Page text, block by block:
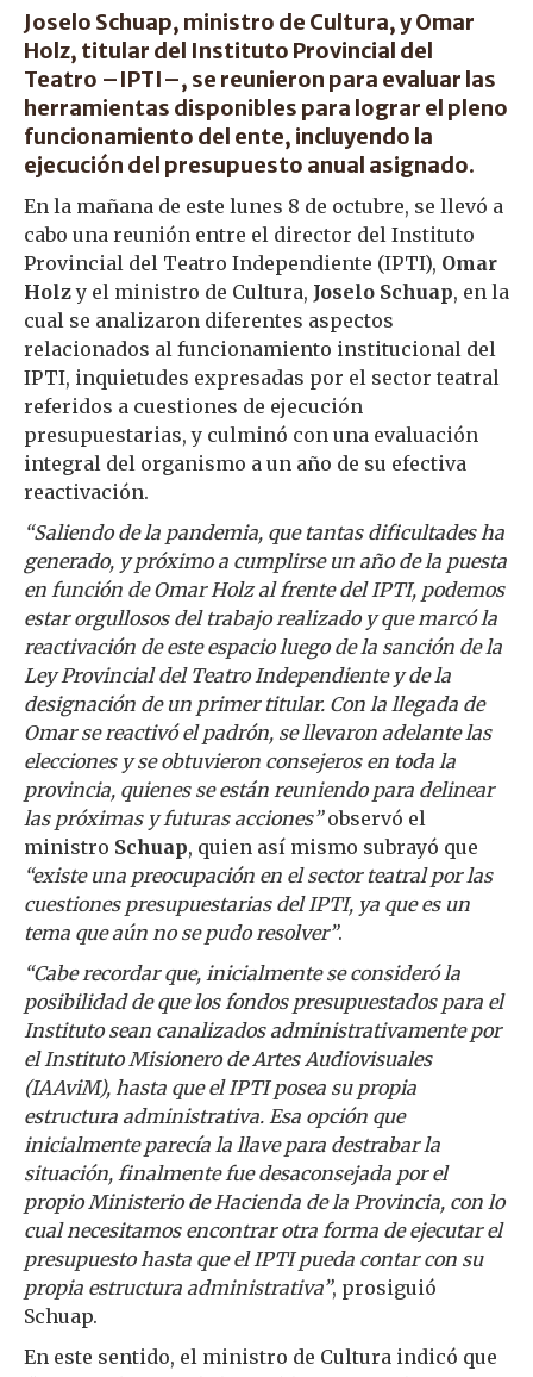
Joselo Schuap, ministro de Cultura, y Omar
Holz, titular del Instituto Provincial del
Teatro –IPTI–, se reunieron para evaluar las
herramientas disponibles para lograr el pleno
funcionamiento del ente, incluyendo la
ejecución del presupuesto anual asignado.
En la mañana de este lunes 8 de octubre, se llevó a
cabo una reunión entre el director del Instituto
Provincial del Teatro Independiente (IPTI), Omar
Holzy el ministro de Cultura, Joselo Schuap, en la
cual se analizaron diferentes aspectos
relacionados al funcionamiento institucional del
IPTI, inquietudes expresadas por el sector teatral
referidos a cuestiones de ejecución
presupuestarias, y culminó con una evaluación
integral del organismo a un año de su efectiva
reactivación.
“Saliendo de la pandemia, que tantas dificultades ha
generado, y próximo a cumplirse un año de la puesta
en función de Omar Holz al frente del IPTI, podemos
estar orgullosos del trabajo realizado y que marcó la
reactivación de este espacio luego de la sanción de la
Ley Provincial del Teatro Independiente y de la
designación de un primer titular. Con la llegada de
Omar se reactivó el padrón, se llevaron adelante las
elecciones y se obtuvieron consejeros en toda la
provincia, quienes se están reuniendo para delinear
las próximas y futuras acciones”observó el
ministro Schuap, quien así mismo subrayó que
“existe una preocupación en el sector teatral por las
cuestiones presupuestarias del IPTI, ya que es un
tema que aún no se pudo resolver”.
“Cabe recordar que, inicialmente se consideró la
posibilidad de que los fondos presupuestados para el
Instituto sean canalizados administrativamente por
el Instituto Misionero de Artes Audiovisuales
(IAAviM), hasta que el IPTI posea su propia
estructura administrativa. Esa opción que
inicialmente parecía la llave para destrabar la
situación, finalmente fue desaconsejada por el
propio Ministerio de Hacienda de la Provincia, con lo
cual necesitamos encontrar otra forma de ejecutar el
presupuesto hasta que el IPTI pueda contar con su
propia estructura administrativa”, prosiguió
Schuap.
En este sentido, el ministro de Cultura indicó que